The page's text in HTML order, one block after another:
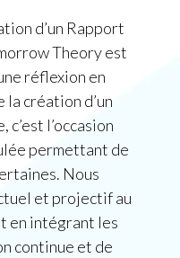
d’un Rapport
Theory est
réflexion en
création d’un
l’occasion
permettant de
Nous
et projectif au
en intégrant les
continue et de